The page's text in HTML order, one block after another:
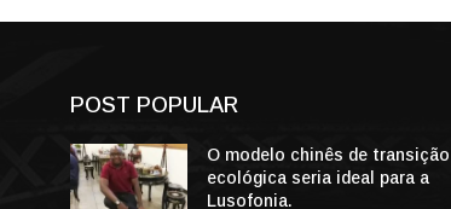
POST POPULAR
O modelo chinês de transição
ecológica seria ideal para a
Lusofonia.